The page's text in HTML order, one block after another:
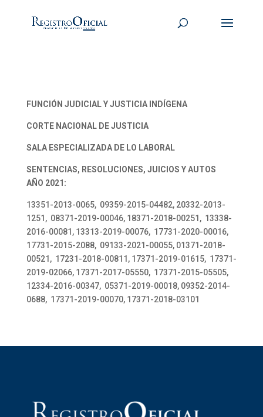
FUNCIÓN JUDICIAL Y JUSTICIA INDÍGENA
CORTE NACIONAL DE JUSTICIA
SALA ESPECIALIZADA DE LO LABORAL
SENTENCIAS, RESOLUCIONES, JUICIOS Y AUTOS
AÑO 2021:
13351-2013-0065, 09359-2015-04482, 20332-2013-
1251, 08371-2019-00046, 18371-2018-00251, 13338-
2016-00081, 13313-2019-00076, 17731-2020-00016,
17731-2015-2088, 09133-2021-00055, 01371-2018-
00521, 17231-2018-00811, 17371-2019-01615, 17371-
2019-02066, 17371-2017-05550, 17371-2015-05505,
12334-2016-00347, 05371-2019-00018, 09352-2014-
0688, 17371-2019-00070, 17371-2018-03101